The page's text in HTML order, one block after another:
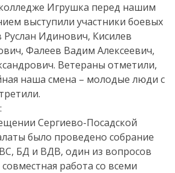
Игрушка перед нашим
выступили участники боевых
Руслан Идинович, Кисилев
Фалеев Вадим Алексеевич,
Ветераны отметили,
наша смена – молодые люди с
Сергиево-Посадской
было проведено собрание
БД и ВДВ, один из вопросов
работа со всеми